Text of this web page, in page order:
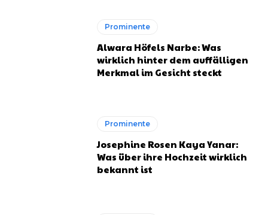
Prominente
Alwara Höfels Narbe: Was
wirklich hinter dem auffälligen
Merkmal im Gesicht steckt
Prominente
Josephine Rosen Kaya Yanar:
Was über ihre Hochzeit wirklich
bekannt ist